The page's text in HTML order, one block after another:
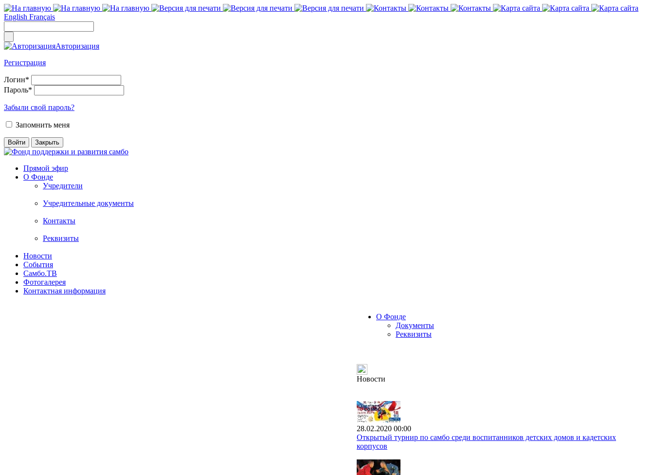
English Français
Авторизация
Регистрация
Логин*
Пароль*
Забыли свой пароль?
Запомнить меня
Прямой эфир
О Фонде
Учредители
Учредительные документы
Контакты
Реквизиты
Новости
События
Самбо.ТВ
Фотогалерея
Контактная информация
О Фонде
Документы
Реквизиты
Новости
28.02.2020 00:00
Открытый турнир по самбо среди воспитанников детских домов и кадетских
корпусов